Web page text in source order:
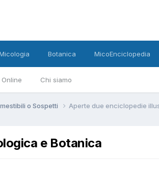
Chi siamo
Botanica MicoEnciclopedia
o Sospetti Aperte due enciclopedie
e Botanica